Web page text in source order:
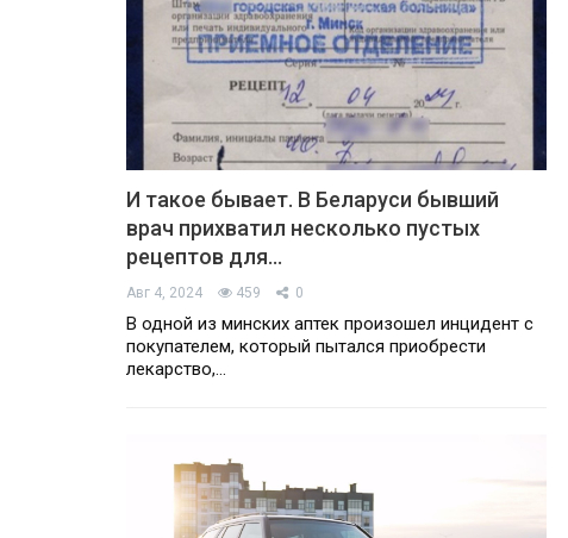
И такое бывает. В Беларуси бывший
врач прихватил несколько пустых
рецептов для…
Авг 4, 2024 459 0
В одной из минских аптек произошел инцидент с
покупателем, который пытался приобрести
лекарство,…